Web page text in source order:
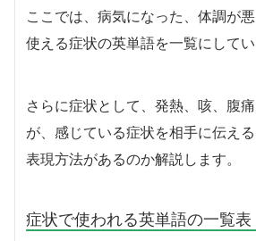
ここでは、病気になった、体調が
使える症状の英単語を一覧にしてい
さらに症状として、発熱、咳、腹
が、感じている症状を相手に伝え
表現方法があるのか解説します。
症状で使われる英単語の一覧表